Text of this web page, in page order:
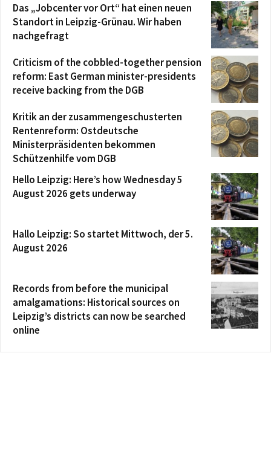
Das „Jobcenter vor Ort“ hat einen neuen
Standort in Leipzig-Grünau. Wir haben
nachgefragt
Criticism of the cobbled-together pension
reform: East German minister-presidents
receive backing from the DGB
Kritik an der zusammengeschusterten
Rentenreform: Ostdeutsche
Ministerpräsidenten bekommen
Schützenhilfe vom DGB
Hello Leipzig: Here’s how Wednesday 5
August 2026 gets underway
Hallo Leipzig: So startet Mittwoch, der 5.
August 2026
Records from before the municipal
amalgamations: Historical sources on
Leipzig’s districts can now be searched
online